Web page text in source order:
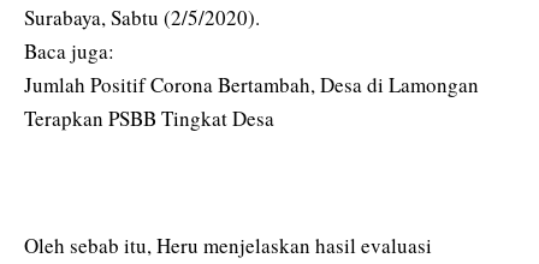
Surabaya, Sabtu (2/5/2020).
Baca juga:
Jumlah Positif Corona Bertambah, Desa di Lamongan
Terapkan PSBB Tingkat Desa
Oleh sebab itu, Heru menjelaskan hasil evaluasi